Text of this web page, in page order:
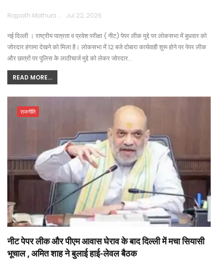
Rajpath Mathura Jul 22, 2026
नई दिल्ली । राष्ट्रीय पात्रता व प्रवेश परीक्षा ( नीट) पेपर लीक मुद्दे पर लोकसभा में बुधवार को
जोरदार हंगामा देखने को मिला है। लोकसभा में 12 बजे दोबारा कार्यवाही शुरू होने पर पेपर लीक
और छात्रों पर पुलिस के लाठीचार्ज मुद्दे को लेकर जोरदार…
READ MORE...
राजनीति
नीट पेपर लीक और पीएम आवास घेराव के बाद दिल्ली में मचा सियासी
भूचाल , अमित शाह ने बुलाई हाई-लेवल बैठक